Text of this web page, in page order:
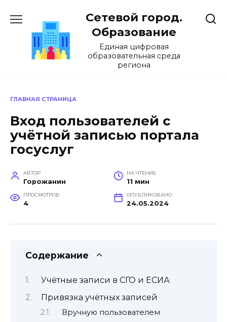
содержанию
Сетевой город.
Образование
Единая цифровая
образовательная среда
региона
ГЛАВНАЯ СТРАНИЦА
Вход пользователей с
учётной записью портала
госуслуг
АВТОР
Горожанин
НА ЧТЕНИЕ
11 мин
ПРОСМОТРОВ
4
ОПУБЛИКОВАНО
24.05.2024
Содержание
Учётные записи в СГО и ЕСИА
Привязка учётных записей
Вручную пользователем